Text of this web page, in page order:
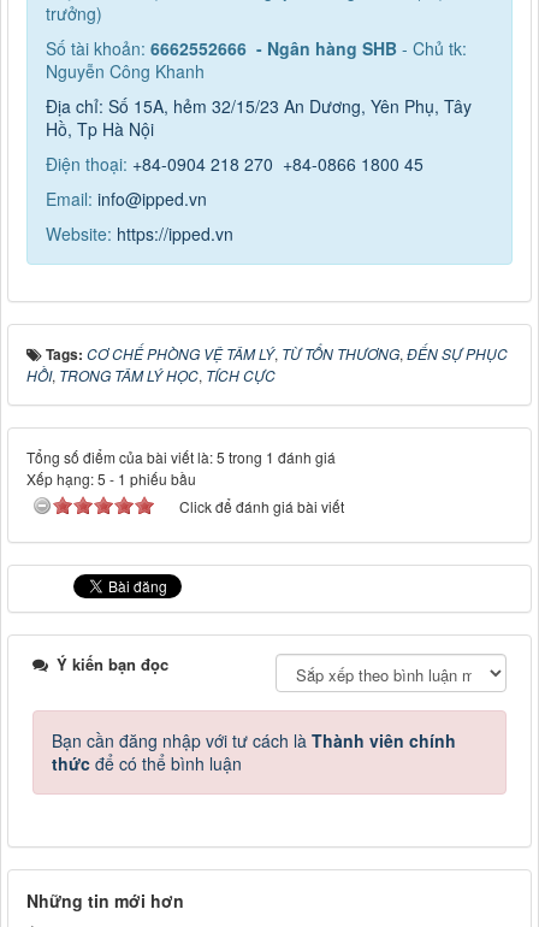
trưởng)
Số tài khoản: 6662552666 - Ngân hàng SHB - Chủ tk:
Nguyễn Công Khanh
Địa chỉ: Số 15A, hẻm 32/15/23 An Dương, Yên Phụ, Tây
Hồ, Tp Hà Nội
Điện thoại: +84-0904 218 270 +84-0866 1800 45
Email: info@ipped.vn
Website: https://ipped.vn
Tags: CƠ CHẾ PHÒNG VỆ TÂM LÝ, TỪ TỔN THƯƠNG, ĐẾN SỰ PHỤC
HỒI, TRONG TÂM LÝ HỌC, TÍCH CỰC
Tổng số điểm của bài viết là: 5 trong 1 đánh giá
Xếp hạng:5 - 1 phiếu bầu
Click để đánh giá bài viết
Ý kiến bạn đọc
Bạn cần đăng nhập với tư cách là Thành viên chính
thức để có thể bình luận
Những tin mới hơn